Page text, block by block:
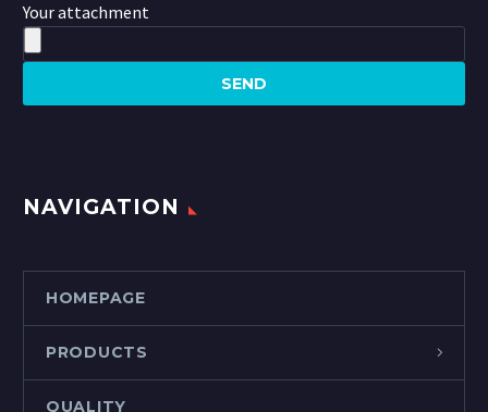
Your attachment
NAVIGATION
HOMEPAGE
PRODUCTS
QUALITY